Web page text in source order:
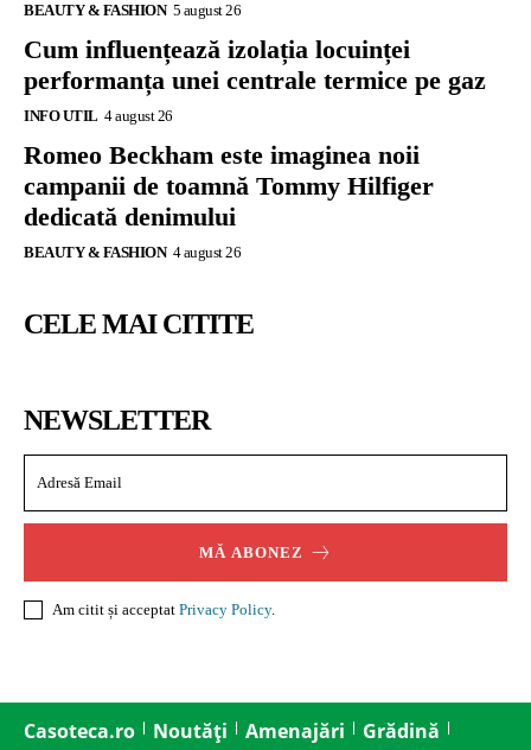
BEAUTY & FASHION 5 august 26
Cum influențează izolația locuinței
performanța unei centrale termice pe gaz
INFO UTIL 4 august 26
Romeo Beckham este imaginea noii
campanii de toamnă Tommy Hilfiger
dedicată denimului
BEAUTY & FASHION 4 august 26
CELE MAI CITITE
NEWSLETTER
MĂ ABONEZ
Am citit și acceptat Privacy Policy.
Casoteca.ro Noutăți Amenajări
Grădină